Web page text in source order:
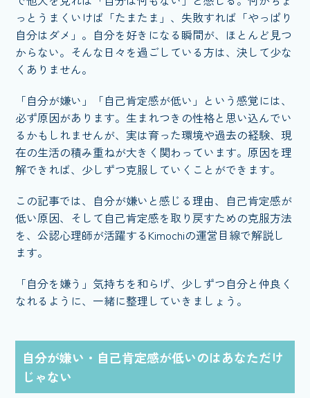
っとうまくいけば「たまたま」、失敗すれば「やっぱり
自分はダメ」。自分を好きになる瞬間が、ほとんど見つ
からない。そんな日々を過ごしている方は、決して少な
くありません。
「自分が嫌い」「自己肯定感が低い」という感覚には、
必ず原因があります。生まれつきの性格と思い込んでい
るかもしれませんが、実は育った環境や過去の経験、現
在の生活の積み重ねが大きく関わっています。原因を理
解できれば、少しずつ克服していくことができます。
この記事では、自分が嫌いと感じる理由、自己肯定感が
低い原因、そして自己肯定感を取り戻すための克服方法
を、公認心理師が活躍するKimochiの運営目線で解説し
ます。
「自分を嫌う」気持ちを和らげ、少しずつ自分と仲良く
なれるように、一緒に整理していきましょう。
自分が嫌い・自己肯定感が低いのはあなただけ
じゃない